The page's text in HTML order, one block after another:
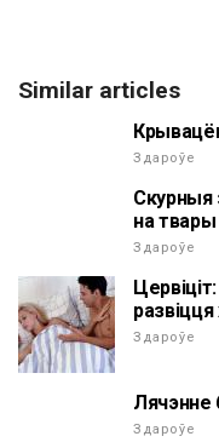
Similar articles
Здароўе
Скурныя
на твары
Здароўе
Здароўе
Лячэнне
Здароўе